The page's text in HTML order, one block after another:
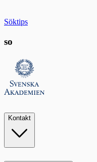
Söktips
so
Kontakt